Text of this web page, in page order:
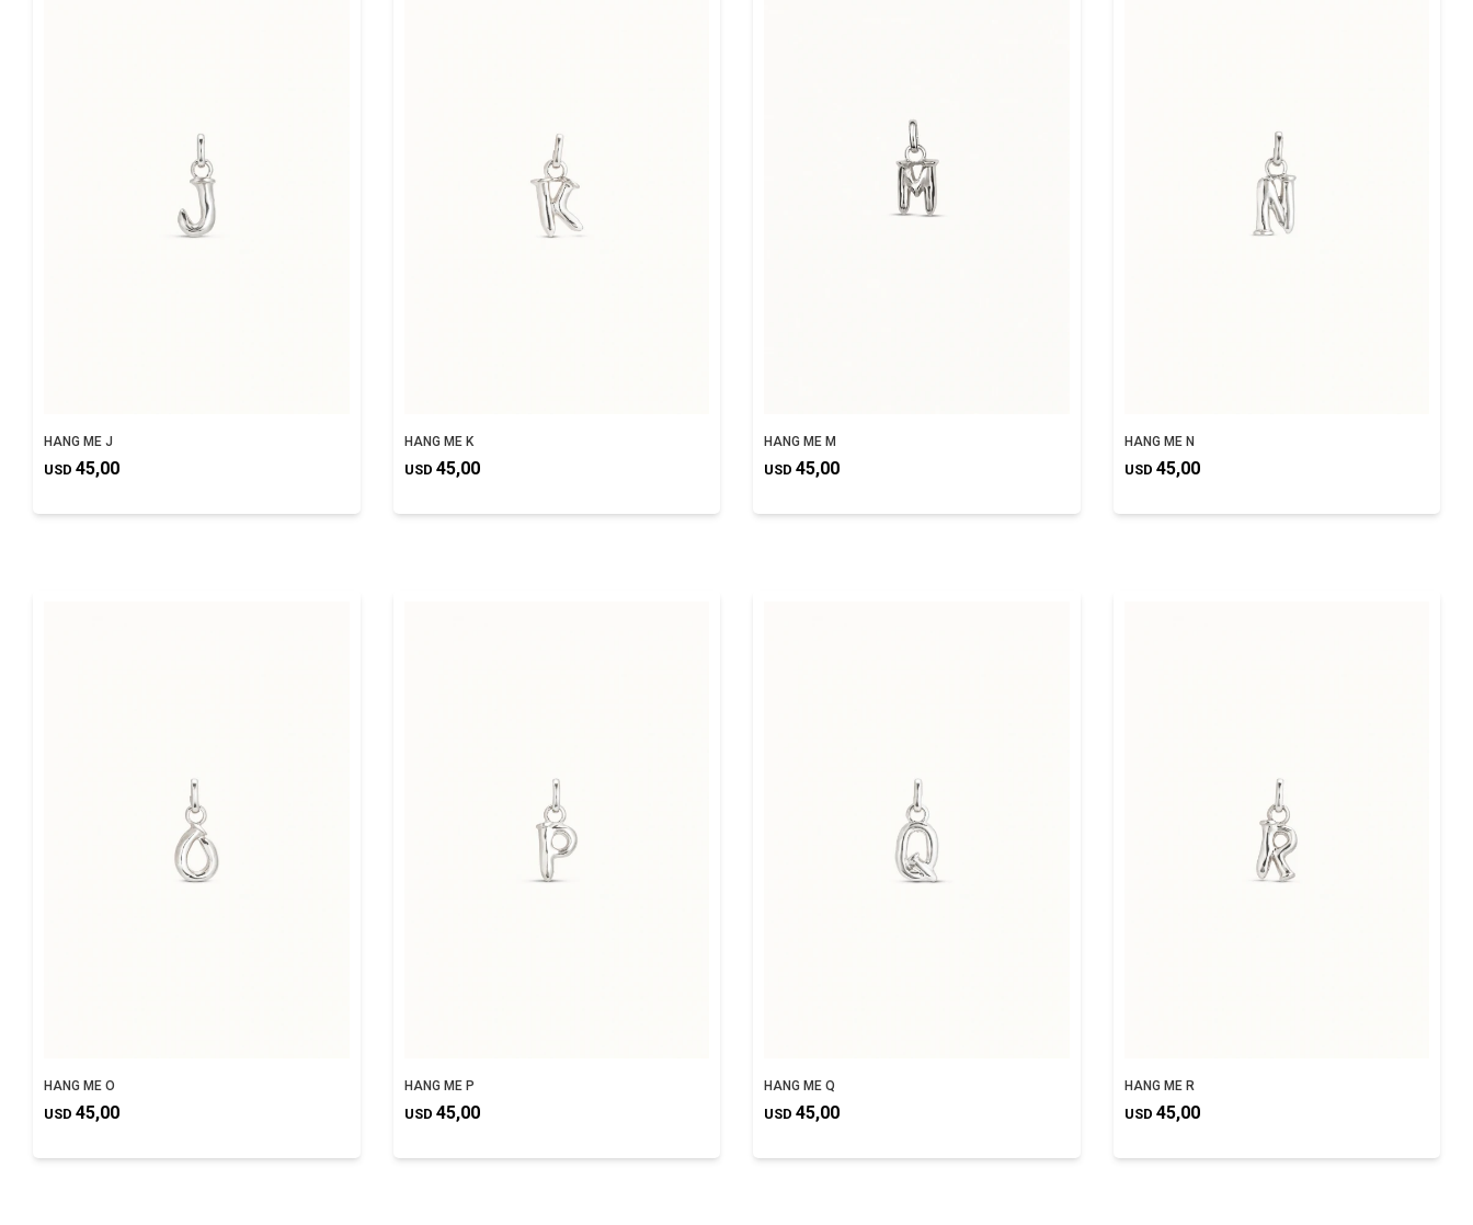
HANG ME J
USD 45,00
HANG ME K
USD 45,00
HANG ME M
USD 45,00
HANG ME N
USD 45,00
HANG ME O
USD 45,00
HANG ME P
USD 45,00
HANG ME Q
USD 45,00
HANG ME R
USD 45,00